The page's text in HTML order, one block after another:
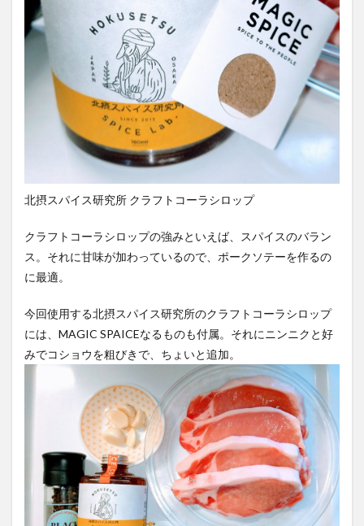
北摂スパイス研究所 クラフトコーラシロップ
クラフトコーラシロップの強みといえば、スパイスのバラン
ス。それに甘味が加わっているので、ポークソテーを作るの
に最適。
今回使用する北摂スパイス研究所のクラフトコーラシロップ
には、MAGIC SPAICEなるものも付属。それにニンニクと好
みでコショウを粗びきで、ちょいと追加。
高知コーラ
魚沼の里
羽田ブルワリー
美容
湧き水のキハダコーラ
日々乃コーラ
日清食品
明石麻弓
映画
東京コーラ
横浜クラフトコーラ
武蔵小山 歴史
沖縄
瀬戸内三豊コーラ
紺金コーラ
炭酸水
炭酸飲料
無印良品 熊本コーラ
琉球コーラ
はちみつレモン
ノンアルコールドリンク
shima cola
SOIL SPAICE9
SPICE 9
SPICE DRINK SYRUP クラフトコーラ
TOKYOクラフトコーラ
YATA COLA
YOKOHAMAクラフトコーラ
アサヒ
アップルパイ
OFFCOLA
ノンアル
F&F クラフトコーラ
31アイスクリーム
8cco
BOTANICAL CRAFT COLA
CALEB's KOLA
CHIOICE COLA
CHOICE COLA ORIGINAL CRAFT
citycamp
Coke_ON_Passシリーズ
coland
FANTA
NARA COLA
FUIGO herocola
jiu